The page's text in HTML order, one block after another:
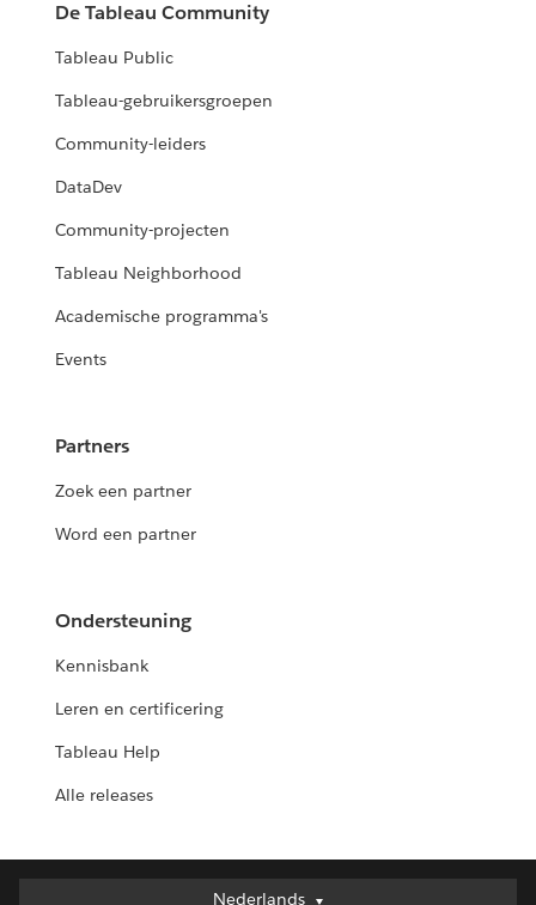
De Tableau Community
Tableau Public
Tableau-gebruikersgroepen
Community-leiders
DataDev
Community-projecten
Tableau Neighborhood
Academische programma's
Events
Partners
Zoek een partner
Word een partner
Ondersteuning
Kennisbank
Leren en certificering
Tableau Help
Alle releases
Nederlands
Nederlands